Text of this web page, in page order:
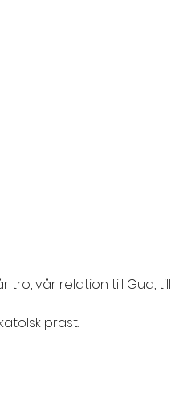
tro, vår relation till Gud, till
präst.